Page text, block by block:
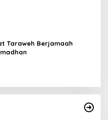
Taraweh Berjamaah